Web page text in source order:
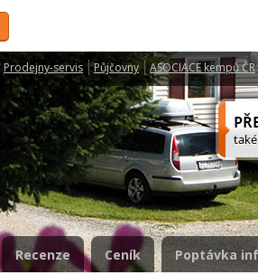
Prodejny-servis Půjčovny ASOCIACE kempů ČR
Recenze Ceník Poptávka